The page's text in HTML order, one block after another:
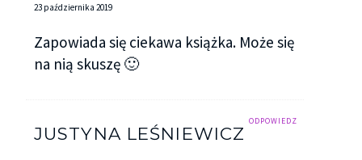
23 października 2019
Zapowiada się ciekawa książka. Może się
na nią skuszę 🙂
ODPOWIEDZ
JUSTYNA LEŚNIEWICZ